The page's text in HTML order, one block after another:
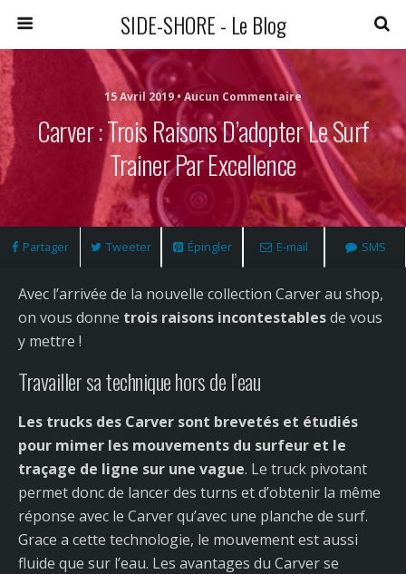
SIDE-SHORE - Le Blog
15 Avril 2019 • Aucun Commentaire
Carver : Trois Raisons D’adopter Le Surf
Trainer Par Excellence
Partager Tweeter Épingler E-mail SMS
Avec l’arrivée de la nouvelle collection Carver au shop,
on vous donne trois raisons incontestablesde vous
y mettre !
Travailler sa technique hors de l’eau
Les trucks des Carver sont brevetés et étudiés
pour mimer les mouvements du surfeur et le
traçage de ligne sur une vague. Le truck pivotant
permet donc de lancer des turns et d’obtenir la même
réponse avec le Carver qu’avec une planche de surf.
Grace a cette technologie, le mouvement est aussi
fluide que sur l’eau. Les avantages du Carver se